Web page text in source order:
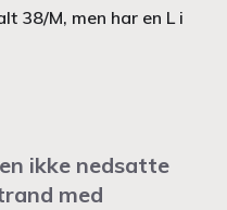
38/M, men har en L i
ikke nedsatte
med